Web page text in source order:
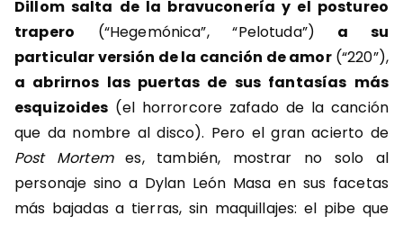
Dillom salta de la bravuconería y el postureo
trapero (“Hegemónica”, “Pelotuda”) a su
particular versión de la canción de amor(“220”),
a abrirnos las puertas de sus fantasías más
esquizoides (el horrorcore zafado de la canción
que da nombre al disco). Pero el gran acierto de
Post Mortemes, también, mostrar no solo al
personaje sino a Dylan León Masa en sus facetas
más bajadas a tierras, sin maquillajes: el pibe que